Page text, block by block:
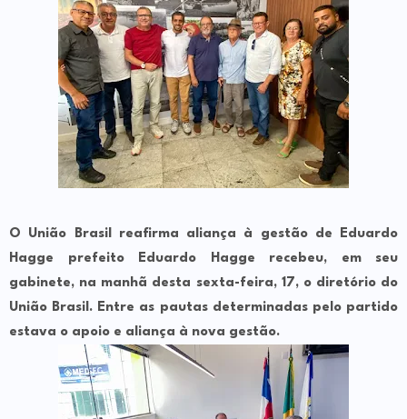
O União Brasil reafirma aliança à gestão de Eduardo
Hagge prefeito Eduardo Hagge recebeu, em seu
gabinete, na manhã desta sexta-feira, 17, o diretório do
União Brasil. Entre as pautas determinadas pelo partido
estava o apoio e aliança à nova gestão.